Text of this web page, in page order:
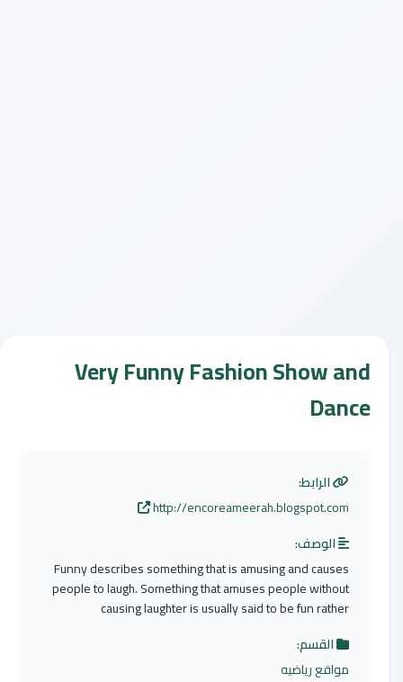
Very Funny Fashion Show and
Dance
الرابط:
http://encoreameerah.blogspot.com
الوصف:
Funny describes something that is amusing and causes
people to laugh. Something that amuses people without
causing laughter is usually said to be fun rather
القسم:
مواقع رياضيه